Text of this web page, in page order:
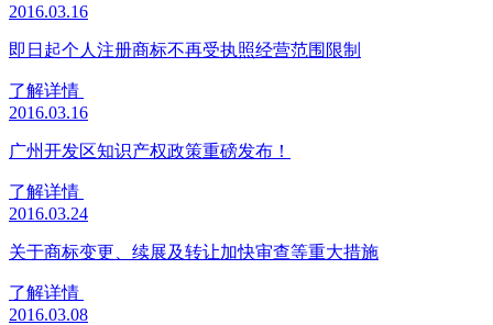
2016.03.16
即日起个人注册商标不再受执照经营范围限制
了解详情
2016.03.16
广州开发区知识产权政策重磅发布！
了解详情
2016.03.24
关于商标变更、续展及转让加快审查等重大措施
了解详情
2016.03.08